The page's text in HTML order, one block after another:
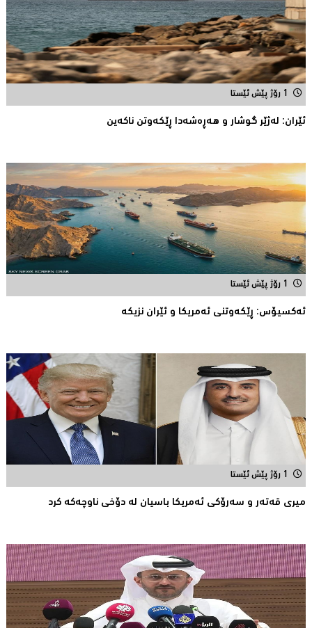
1 رۆژ پێش ئێستا
ئێران: له‌ژێر گوشار و هەڕەشەدا ڕێکەوتن ناکەین
1 رۆژ پێش ئێستا
ئه‌كسیۆس: ڕێكه‌وتنی ئه‌مریكا و ئێران نزیكه‌
1 رۆژ پێش ئێستا
میری قه‌ته‌ر و سه‌رۆكی ئه‌مریكا باسیان له‌ دۆخی ناوچه‌كه‌ كرد